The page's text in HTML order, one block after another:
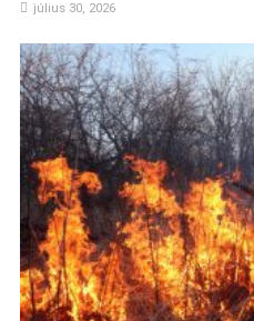
július 30, 2026